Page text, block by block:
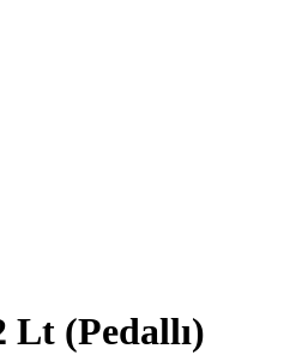
Lt (Pedallı)